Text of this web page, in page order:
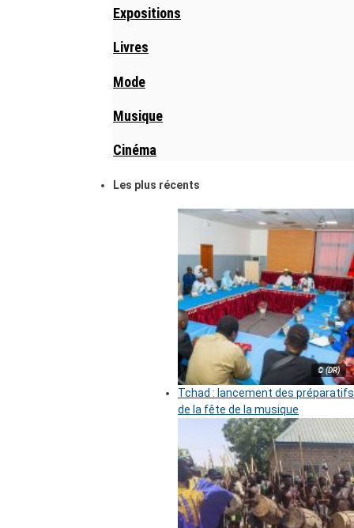
Expositions
Livres
Mode
Musique
Cinéma
Les plus récents
© (DR)
Tchad : lancement des préparatifs
de la fête de la musique